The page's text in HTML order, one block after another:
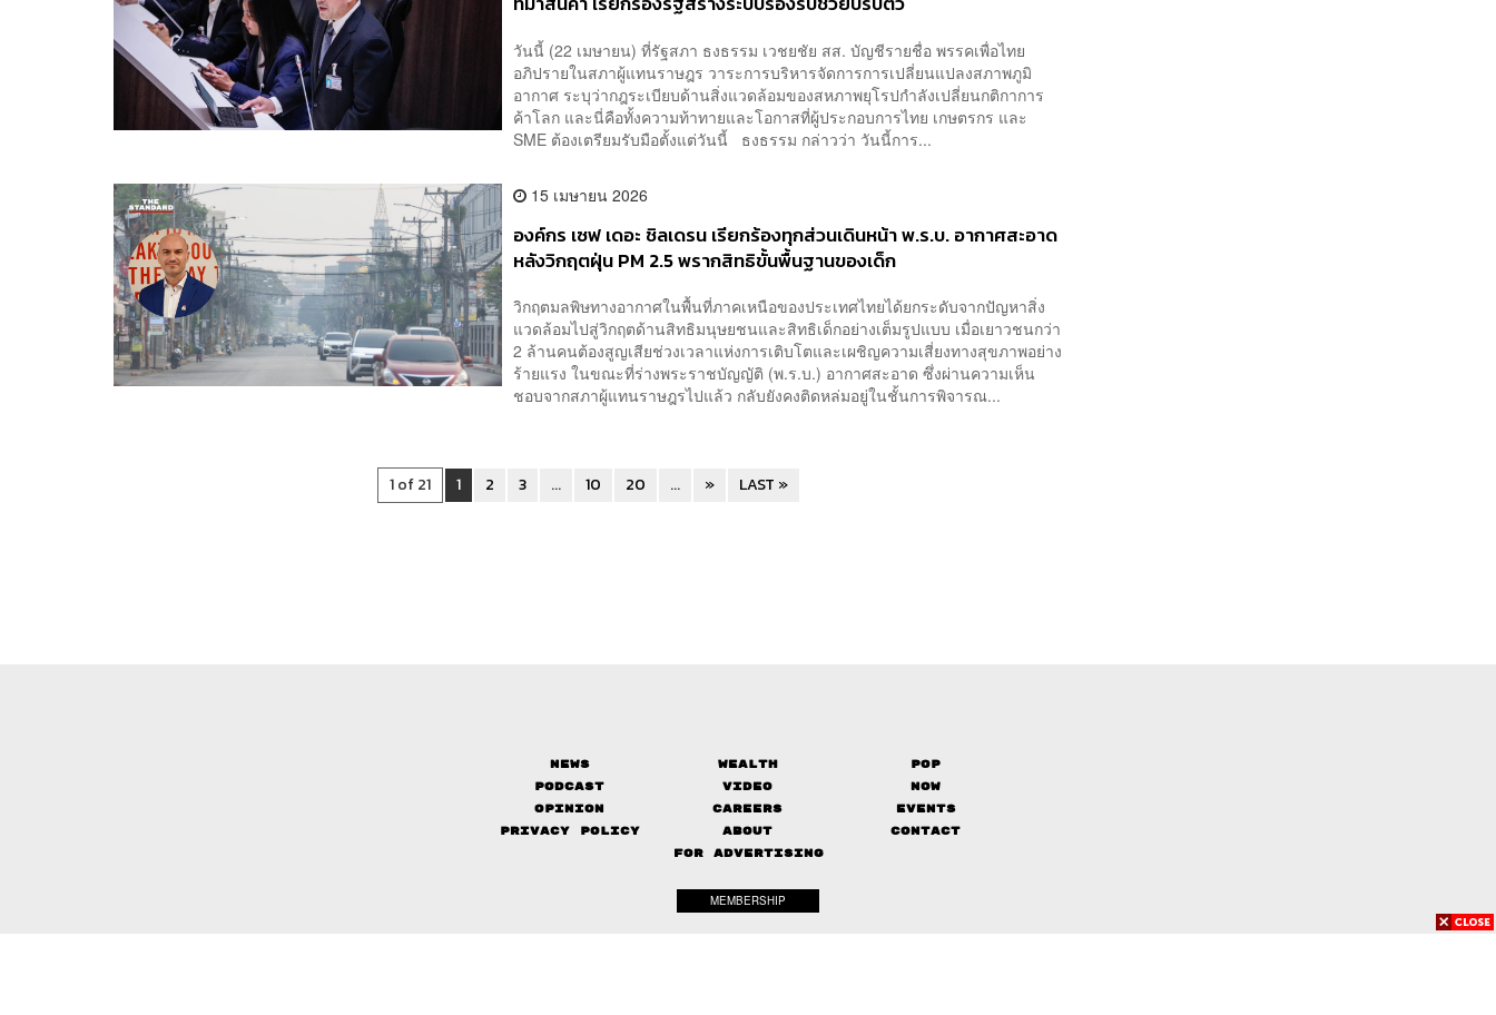
วันนี้ (22 เมษายน) ที่รัฐสภา ธงธรรม เวชยชัย สส. บัญชีรายชื่อ พรรคเพื่อไทย
อภิปรายในสภาผู้แทนราษฎร วาระการบริหารจัดการการเปลี่ยนแปลงสภาพภูมิ
อากาศ ระบุว่ากฎระเบียบด้านสิ่งแวดล้อมของสหภาพยุโรปกำลังเปลี่ยนกติกาการ
ค้าโลก และนี่คือทั้งความท้าทายและโอกาสที่ผู้ประกอบการไทย เกษตรกร และ
SME ต้องเตรียมรับมือตั้งแต่วันนี้ ธงธรรม กล่าวว่า วันนี้การ...
15 เมษายน 2026
องค์กร เซฟ เดอะ ชิลเดรน เรียกร้องทุกส่วนเดินหน้า พ.ร.บ. อากาศสะอาด
หลังวิกฤตฝุ่น PM 2.5 พรากสิทธิขั้นพื้นฐานของเด็ก
วิกฤตมลพิษทางอากาศในพื้นที่ภาคเหนือของประเทศไทยได้ยกระดับจากปัญหาสิ่ง
แวดล้อมไปสู่วิกฤตด้านสิทธิมนุษยชนและสิทธิเด็กอย่างเต็มรูปแบบ เมื่อเยาวชนกว่า
2 ล้านคนต้องสูญเสียช่วงเวลาแห่งการเติบโตและเผชิญความเสี่ยงทางสุขภาพอย่าง
ร้ายแรง ในขณะที่ร่างพระราชบัญญัติ (พ.ร.บ.) อากาศสะอาด ซึ่งผ่านความเห็น
ชอบจากสภาผู้แทนราษฎรไปแล้ว กลับยังคงติดหล่มอยู่ในชั้นการพิจารณ...
1 of 21 1 2 3 ... 10 20 ... » LAST »
News Wealth
Pop
Podcast
Video
Now
Opinion
Careers
Events
Privacy Policy
About
Contact
FOR ADVERTISING
MEMBERSHIP